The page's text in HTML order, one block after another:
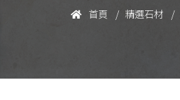
首頁 精選石材